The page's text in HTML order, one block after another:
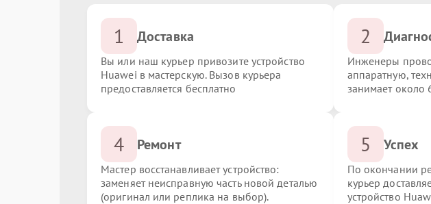
1 Доставка
Вы или наш курьер привозите устройство
Huawei в мастерскую. Вызов курьера
предоставляется бесплатно
2
Инженеры
аппаратную,
занимает около
4 Ремонт
Мастер восстанавливает устройство:
заменяет неисправную часть новой деталью
(оригинал или реплика на выбор).
5 Успех
По окончании
курьер
устройство